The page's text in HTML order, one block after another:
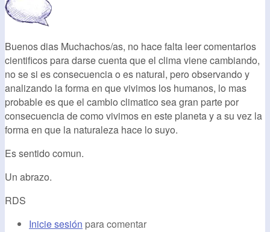
Buenos dias Muchachos/as, no hace falta leer comentarios
cientificos para darse cuenta que el clima viene cambiando,
no se si es consecuencia o es natural, pero observando y
analizando la forma en que vivimos los humanos, lo mas
probable es que el cambio climatico sea gran parte por
consecuencia de como vivimos en este planeta y a su vez la
forma en que la naturaleza hace lo suyo.
Es sentido comun.
Un abrazo.
RDS
Inicie sesión para comentar